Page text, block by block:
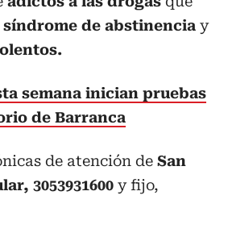
síndrome de abstinencia y
semana inician pruebas
de Barranca
de atención de San
3053931600 y fijo,